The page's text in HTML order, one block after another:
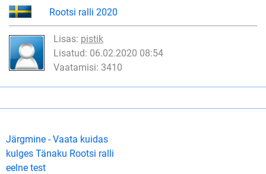
Rootsi ralli 2020
Lisas: pistik
Lisatud: 06.02.2020 08:54
Vaatamisi: 3410
Järgmine - Vaata kuidas
kulges Tänaku Rootsi ralli
eelne test